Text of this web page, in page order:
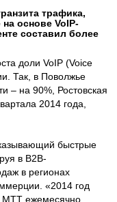
трафика,
основе VoIP-
составил более
доли VoIP (Voice
Так, в Поволжье
– на 90%, Ростовская
2014 года,
быстрые
в B2B-
в регионах
«2014 год
МТТ ежемесячно